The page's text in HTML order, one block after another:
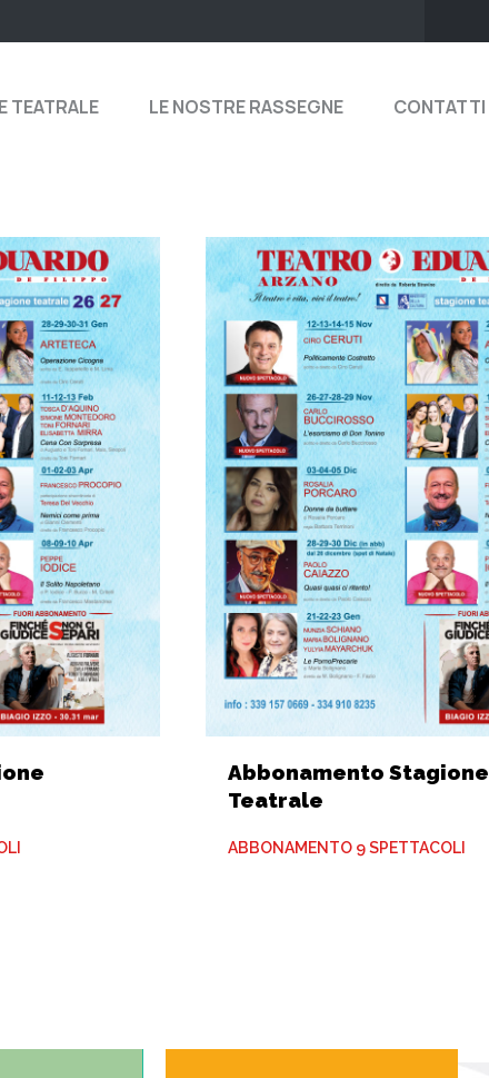
TEATRALE LE NOSTRE RASSEGNE CONTATTI
Abbonamento Stagione
Teatrale
ABBONAMENTO 9 SPETTACOLI